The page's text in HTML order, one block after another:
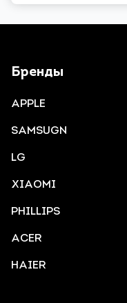
Бренды
APPLE
SAMSUGN
LG
XIAOMI
PHILLIPS
ACER
HAIER